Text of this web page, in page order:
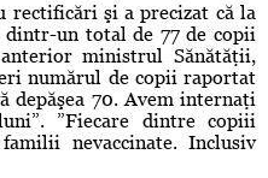
rectificări şi a precizat că la
un total de 77 de copii
ministrul Sănătăţii,
numărul de copii raportat
depăşea 70. Avem internaţi
”Fiecare dintre copiii
nevaccinate. Inclusiv